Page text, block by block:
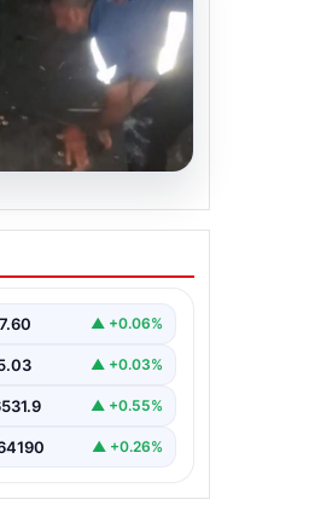
şaşıran
▲ +0.06%
▲ +0.03%
▲ +0.55%
▲ +0.26%